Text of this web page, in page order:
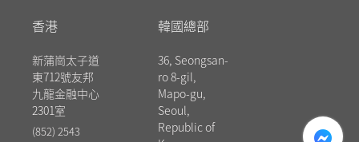
香港
新蒲崗太子道
東712號友邦
九龍金融中心
2301室
(852) 2543
韓國總部
36, Seongsan-
ro 8-gil,
Mapo-gu,
Seoul,
Republic of
messenger